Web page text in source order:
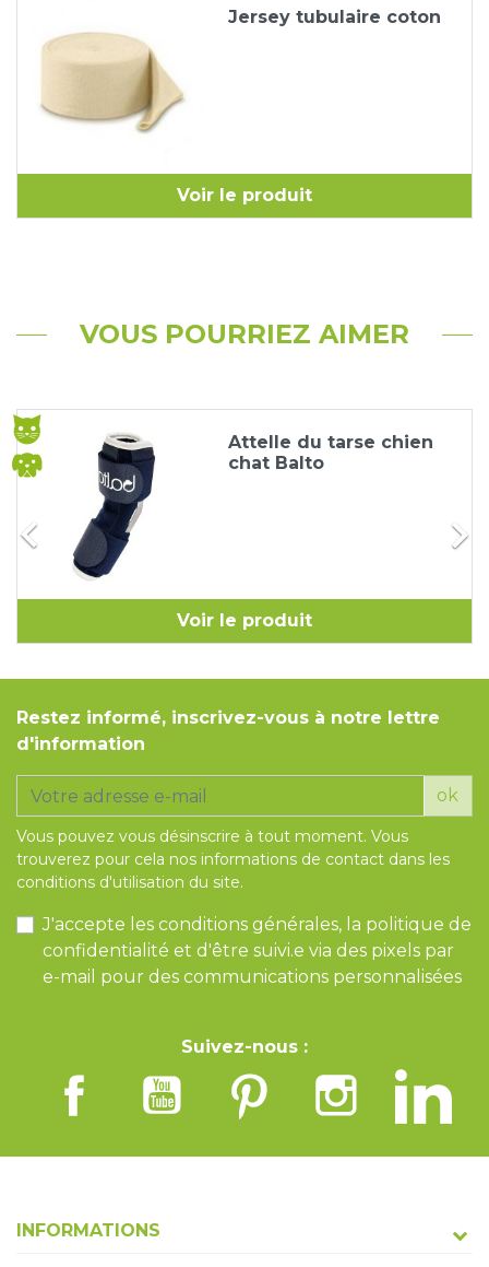
Jersey tubulaire coton
Voir le produit
VOUS POURRIEZ AIMER

Attelle du tarse chien
chat Balto
Voir le produit

Restez informé, inscrivez-vous à notre lettre
d'information
ok
Vous pouvez vous désinscrire à tout moment. Vous
trouverez pour cela nos informations de contact dans les
conditions d'utilisation du site.
J'accepte les conditions générales, la politique de
confidentialité et d'être suivi.e via des pixels par
e-mail pour des communications personnalisées
Suivez-nous :
INFORMATIONS